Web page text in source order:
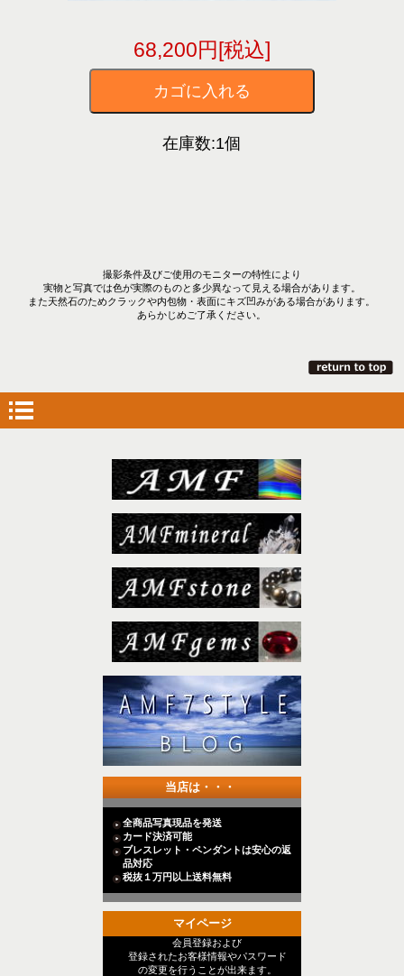
68,200円[税込]
在庫数:1個
撮影条件及びご使用のモニターの特性により
実物と写真では色が実際のものと多少異なって見える場合があります。
また天然石のためクラックや内包物・表面にキズ凹みがある場合があります。
あらかじめご了承ください。
当店は・・・
全商品写真現品を発送
カード決済可能
ブレスレット・ペンダントは安心の返
品対応
税抜１万円以上送料無料
マイページ
会員登録および
登録されたお客様情報やパスワード
の変更を行うことが出来ます。